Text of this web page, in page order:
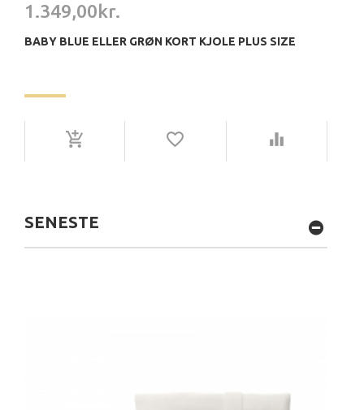
1.349,00kr.
BABY BLUE ELLER GRØN KORT KJOLE PLUS SIZE
SENESTE